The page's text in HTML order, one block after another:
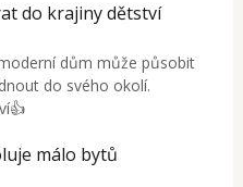
do krajiny dětství
dům může působit
do svého okolí.
málo bytů